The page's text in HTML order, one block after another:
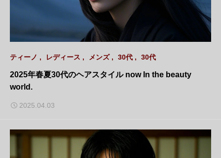
ティーノ レディース メンズ 30代 30代
2025年春夏30代のヘアスタイル now In the beauty
world.
2025.04.03